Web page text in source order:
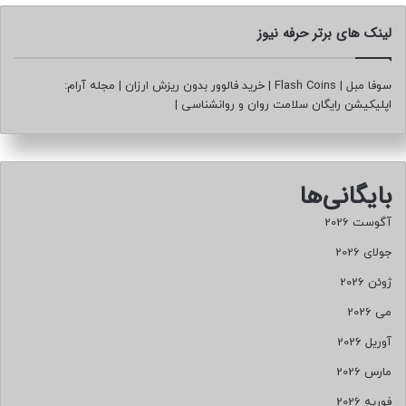
د
ف
ع
م
ق
،
س
ی
ک
ن
ا
ر
ک
ش
لینک های برتر حرفه نیوز
سوفا مبل |
Flash Coins
| خرید فالوور بدون ریزش ارزان | مجله آرام:
اپلیکیشن رایگان سلامت روان و روانشناسی |
بایگانی‌ها
آگوست 2026
جولای 2026
ژوئن 2026
می 2026
آوریل 2026
مارس 2026
فوریه 2026